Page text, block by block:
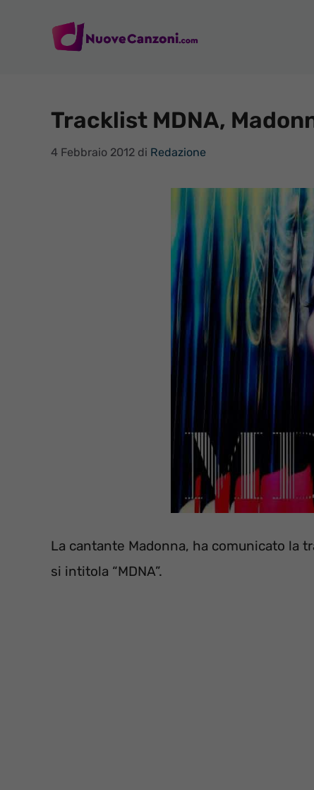
Tracklist MDNA,
4 Febbraio 2012 di Redazione
La cantante Madonna, ha comunicato la
si intitola “MDNA”.